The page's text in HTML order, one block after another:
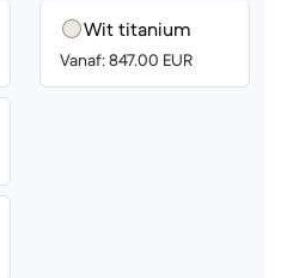
Wit titanium
Vanaf: 847.00 EUR